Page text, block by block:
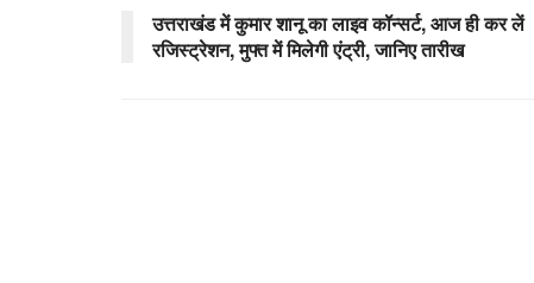
उत्तराखंड में कुमार शानू का लाइव कॉन्सर्ट, आज ही कर लें
रजिस्ट्रेशन, मुफ्त में मिलेगी एंट्री, जानिए तारीख